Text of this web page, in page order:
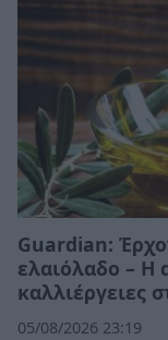
Guardian:
ελαιόλαδο – Η
καλλιέργειες
05/08/2026 23:19